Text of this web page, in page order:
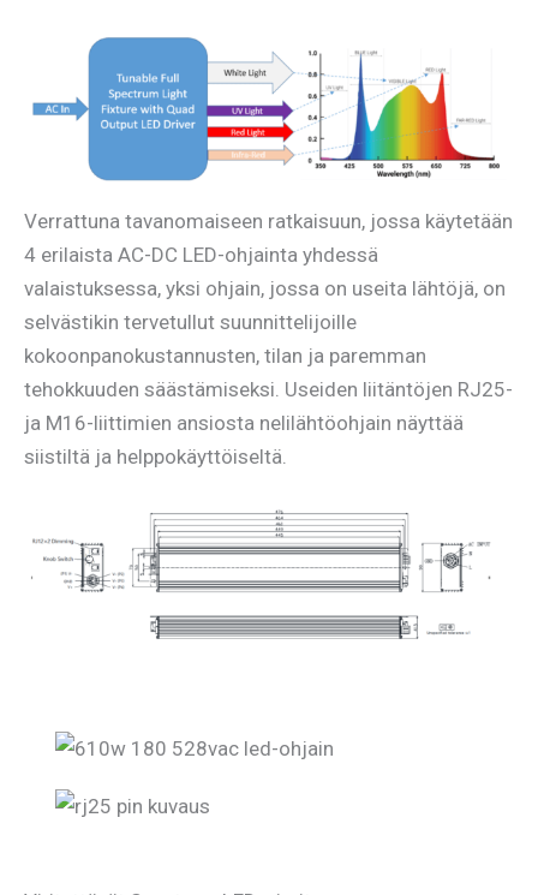
Verrattuna tavanomaiseen ratkaisuun, jossa käytetään
4 erilaista AC-DC LED-ohjainta yhdessä
valaistuksessa, yksi ohjain, jossa on useita lähtöjä, on
selvästikin tervetullut suunnittelijoille
kokoonpanokustannusten, tilan ja paremman
tehokkuuden säästämiseksi. Useiden liitäntöjen RJ25-
ja M16-liittimien ansiosta nelilähtöohjain näyttää
siistiltä ja helppokäyttöiseltä.